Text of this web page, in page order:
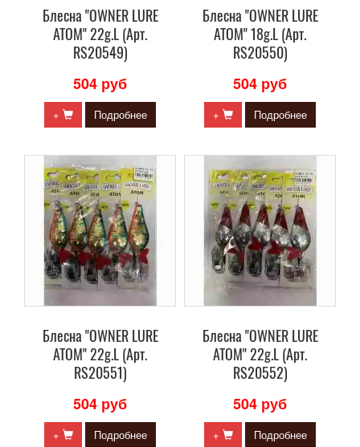
Блесна "OWNER LURE
ATOM" 22g.L (Арт.
RS20549)
504 руб
+ Подробнее
Блесна "OWNER LURE
ATOM" 18g.L (Арт.
RS20550)
504 руб
+ Подробнее
Блесна "OWNER LURE
ATOM" 22g.L (Арт.
RS20551)
504 руб
+ Подробнее
Блесна "OWNER LURE
ATOM" 22g.L (Арт.
RS20552)
504 руб
+ Подробнее